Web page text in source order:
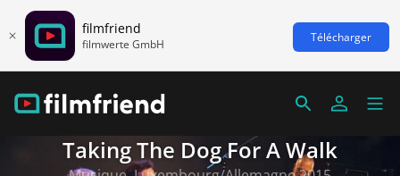
filmfriend
filmwerte GmbH Télécharger
Taking The Dog For A Walk